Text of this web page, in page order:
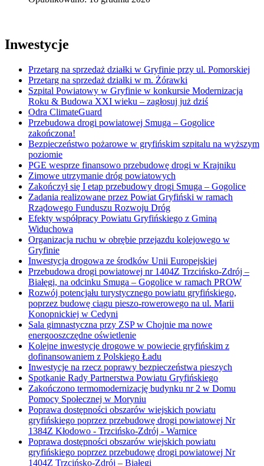
Inwestycje
Przetarg na sprzedaż działki w Gryfinie przy ul. Pomorskiej
Przetarg na sprzedaż działki w m. Żórawki
Szpital Powiatowy w Gryfinie w konkursie Modernizacja
Roku & Budowa XXI wieku – zagłosuj już dziś
Odra ClimateGuard
Przebudowa drogi powiatowej Smuga – Gogolice
zakończona!
Bezpieczeństwo pożarowe w gryfińskim szpitalu na wyższym
poziomie
PGE wesprze finansowo przebudowę drogi w Krajniku
Zimowe utrzymanie dróg powiatowych
Zakończył się I etap przebudowy drogi Smuga – Gogolice
Zadania realizowane przez Powiat Gryfiński w ramach
Rządowego Funduszu Rozwoju Dróg
Efekty współpracy Powiatu Gryfińskiego z Gminą
Widuchowa
Organizacja ruchu w obrębie przejazdu kolejowego w
Gryfinie
Inwestycja drogowa ze środków Unii Europejskiej
Przebudowa drogi powiatowej nr 1404Z Trzcińsko-Zdrój –
Białęgi, na odcinku Smuga – Gogolice w ramach PROW
Rozwój potencjału turystycznego powiatu gryfińskiego,
poprzez budowę ciągu pieszo-rowerowego na ul. Marii
Konopnickiej w Cedyni
Sala gimnastyczna przy ZSP w Chojnie ma nowe
energooszczędne oświetlenie
Kolejne inwestycje drogowe w powiecie gryfińskim z
dofinansowaniem z Polskiego Ładu
Inwestycje na rzecz poprawy bezpieczeństwa pieszych
Spotkanie Rady Partnerstwa Powiatu Gryfińskiego
Zakończono termomodernizację budynku nr 2 w Domu
Pomocy Społecznej w Moryniu
Poprawa dostępności obszarów wiejskich powiatu
gryfińskiego poprzez przebudowę drogi powiatowej Nr
1384Z Kłodowo - Trzcińsko-Zdrój - Warnice
Poprawa dostępności obszarów wiejskich powiatu
gryfińskiego poprzez przebudowę drogi powiatowej Nr
1404Z Trzcińsko-Zdrój – Białęgi